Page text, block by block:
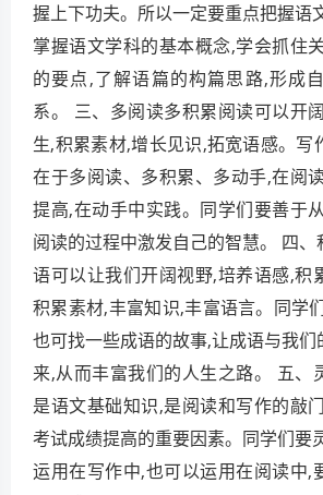
握上下功夫。所以一定要重点把握语
掌握语文学科的基本概念,学会抓住
的要点,了解语篇的构篇思路,形成
系。 三、多阅读多积累阅读可以开
生,积累素材,增长见识,拓宽语感。写
在于多阅读、多积累、多动手,在阅
提高,在动手中实践。同学们要善于
阅读的过程中激发自己的智慧。 四
语可以让我们开阔视野,培养语感,积
积累素材,丰富知识,丰富语言。同学
也可找一些成语的故事,让成语与我
来,从而丰富我们的人生之路。 五、
是语文基础知识,是阅读和写作的敲
考试成绩提高的重要因素。同学们要
运用在写作中,也可以运用在阅读中,